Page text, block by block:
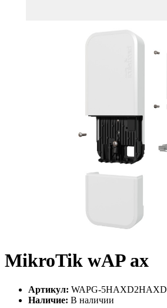
MikroTik wAP ax
Артикул: WAPG-5HAXD2HAXD
Наличие: В наличии